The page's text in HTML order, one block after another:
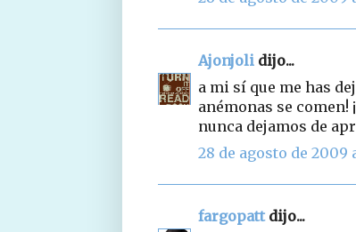
Ajonjoli dijo...
a mi sí que me has
anémonas se comen!
nunca dejamos de
28 de agosto de 2009
fargopattdijo...